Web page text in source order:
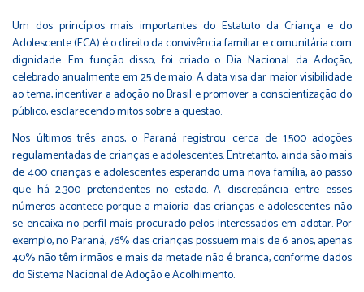
Um dos princípios mais importantes do Estatuto da Criança e do
Adolescente (ECA) é o direito da convivência familiar e comunitária com
dignidade. Em função disso, foi criado o Dia Nacional da Adoção,
celebrado anualmente em 25 de maio. A data visa dar maior visibilidade
ao tema, incentivar a adoção no Brasil e promover a conscientização do
público, esclarecendo mitos sobre a questão.
Nos últimos três anos, o Paraná registrou cerca de 1.500 adoções
regulamentadas de crianças e adolescentes. Entretanto, ainda são mais
de 400 crianças e adolescentes esperando uma nova família, ao passo
que há 2.300 pretendentes no estado. A discrepância entre esses
números acontece porque a maioria das crianças e adolescentes não
se encaixa no perfil mais procurado pelos interessados em adotar. Por
exemplo, no Paraná, 76% das crianças possuem mais de 6 anos, apenas
40% não têm irmãos e mais da metade não é branca, conforme dados
doSistema Nacional de Adoção e Acolhimento.